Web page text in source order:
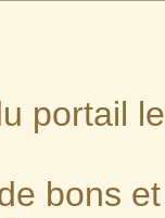
portail
bons